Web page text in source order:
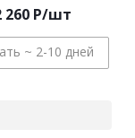
260 P/шт
~ 2-10 дней